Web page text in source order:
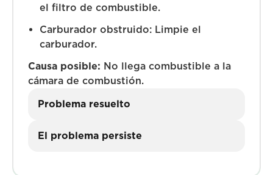
el filtro de combustible.
Carburador obstruido: Limpie el
carburador.
Causa posible: No llega combustible a la
cámara de combustión.
Problema resuelto
El problema persiste